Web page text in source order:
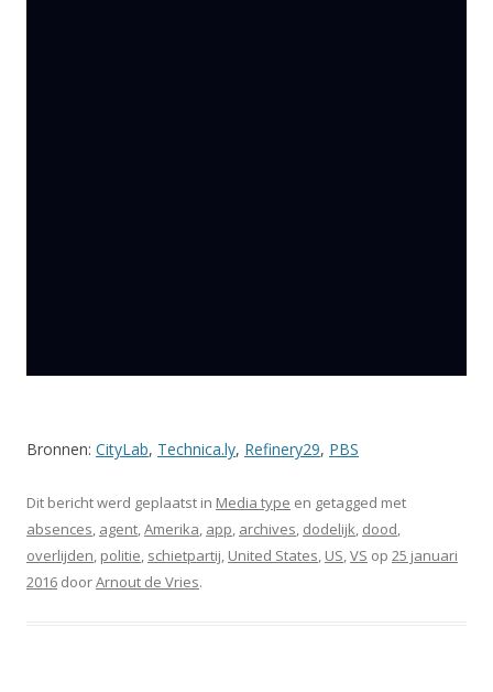
Bronnen: CityLab, Technica.ly, Refinery29, PBS
Dit bericht werd geplaatst in Media type en getagged met
absences, agent,Amerika, app, archives, dodelijk, dood,
overlijden, politie, schietpartij, United States, US,VS op 25 januari
2016 doorArnout de Vries.